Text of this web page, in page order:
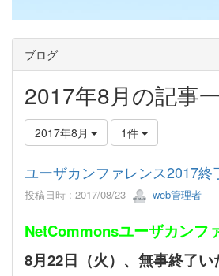
ブログ
2017年8月の記事
2017年8月 1件
ユーザカンファレンス2017終
投稿日時 : 2017/08/23 web管理者
NetCommonsユーザカンフ
8月22日（火）、無事終了い